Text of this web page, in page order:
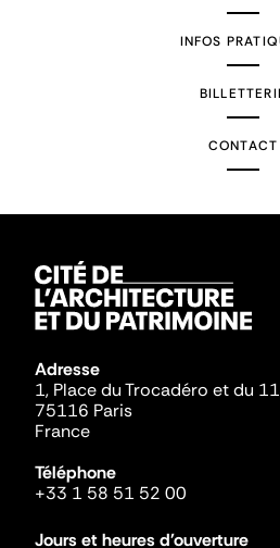
INFOS
CONTACT
Adresse
1, Place du Trocadéro et du
75116 Paris
France
Téléphone
+33 1 58 51 52 00
Jours et heures d'ouverture